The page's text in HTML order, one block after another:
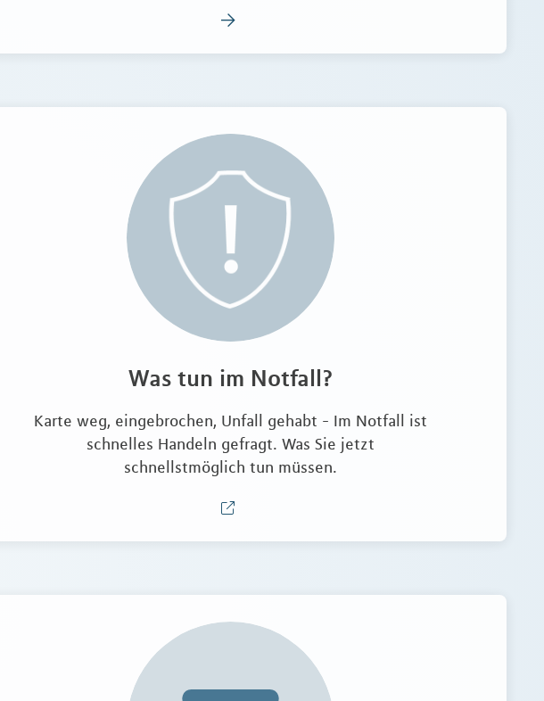
Was tun im Notfall?
Karte weg, eingebrochen, Unfall gehabt - Im Notfall ist
schnelles Handeln gefragt. Was Sie jetzt
schnellstmöglich tun müssen.